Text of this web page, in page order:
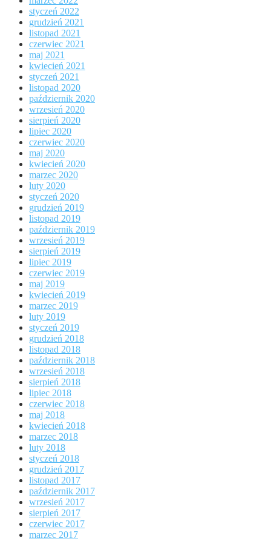
styczeń 2022
grudzień 2021
listopad 2021
czerwiec 2021
maj 2021
kwiecień 2021
styczeń 2021
listopad 2020
październik 2020
wrzesień 2020
sierpień 2020
lipiec 2020
czerwiec 2020
maj 2020
kwiecień 2020
marzec 2020
luty 2020
styczeń 2020
grudzień 2019
listopad 2019
październik 2019
wrzesień 2019
sierpień 2019
lipiec 2019
czerwiec 2019
maj 2019
kwiecień 2019
marzec 2019
luty 2019
styczeń 2019
grudzień 2018
listopad 2018
październik 2018
wrzesień 2018
sierpień 2018
lipiec 2018
czerwiec 2018
maj 2018
kwiecień 2018
marzec 2018
luty 2018
styczeń 2018
grudzień 2017
listopad 2017
październik 2017
wrzesień 2017
sierpień 2017
czerwiec 2017
marzec 2017